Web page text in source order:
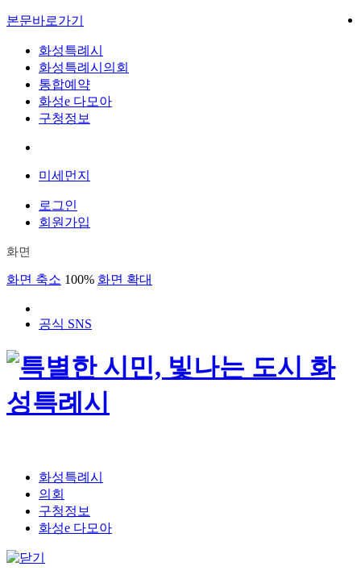
본문바로가기
화성특례시
화성특례시의회
통합예약
화성e 다모아
구청정보
미세먼지
로그인
회원가입
화면
화면 축소 100% 화면 확대
공식 SNS
화성특례시
의회
구청정보
화성e 다모아